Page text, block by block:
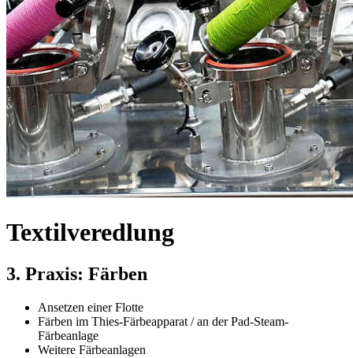
Textilveredlung
3. Praxis: Färben
Ansetzen einer Flotte
Färben im Thies-Färbeapparat / an der Pad-Steam-
Färbeanlage
Weitere Färbeanlagen